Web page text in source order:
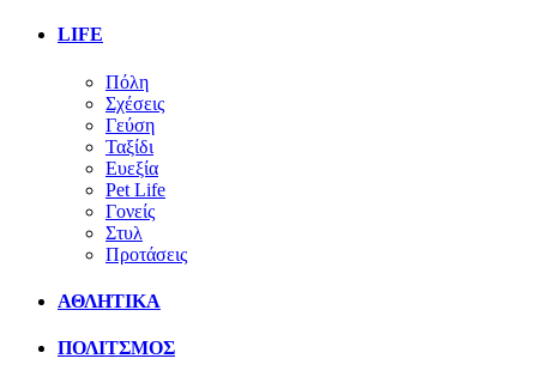
LIFE
Πόλη
Σχέσεις
Γεύση
Ταξίδι
Ευεξία
Pet Life
Γονείς
Στυλ
Προτάσεις
ΑΘΛΗΤΙΚΑ
ΠΟΛΙΤΣΜΟΣ